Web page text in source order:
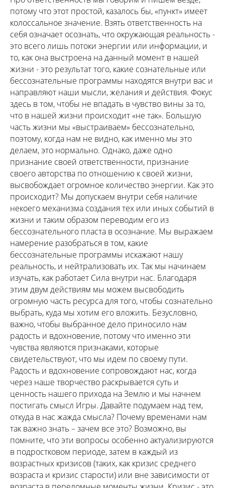
потому что этот простой, казалось бы, «пункт» имеет
колоссальное значение. Взять ответственность на
себя означает осознать, что окружающая реальность -
это всего лишь потоки энергии или информации, и
то, как она выстроена на данный момент в нашей
жизни - это результат того, какие сознательные или
бессознательные программы находятся внутри вас и
направляют наши мысли, желания и действия. Фокус
здесь в том, чтобы не впадать в чувство вины за то,
что в нашей жизни происходит «не так». Большую
часть жизни мы «выстраиваем» бессознательно,
поэтому, когда нам не видно, как именно мы это
делаем, это нормально. Однако, даже одно
признание своей ответственности, признание
своего авторства по отношению к своей жизни,
высвобождает огромное количество энергии. Как это
происходит? Мы допускаем внутри себя наличие
некоего механизма создания тех или иных событий в
жизни и таким образом переводим его из
бессознательного пласта в осознание. Мы выражаем
намерение разобраться в том, какие
бессознательные программы искажают нашу
реальность, и нейтрализовать их. Так мы начинаем
изучать, как работает Сила внутри нас. Благодаря
этим двум действиям мы можем высвободить
огромную часть ресурса для того, чтобы сознательно
выбрать, куда мы хотим его вложить. Безусловно,
важно, чтобы выбранное дело приносило нам
радость и вдохновение, потому что именно эти
чувства являются признаками, которые
свидетельствуют, что мы идем по своему пути.
Радость и вдохновение сопровождают нас, когда
через наше творчество раскрывается суть и
ценность нашего прихода на Землю и мы начнем
постигать смысл Игры. Давайте подумаем над тем,
откуда в нас жажда смысла? Почему временами нам
так важно знать – зачем все это? Возможно, вы
помните, что эти вопросы особенно актуализируются
в подростковом периоде, затем в каждый из
возрастных кризисов (таких, как кризис среднего
возраста и кризис старости) или вне зависимости от